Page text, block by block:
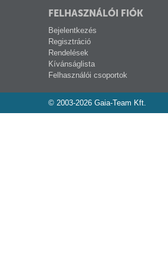
FELHASZNÁLÓI FIÓK
Bejelentkezés
Regisztráció
Rendelések
Kívánságlista
Felhasználói csoportok
© 2003-2026 Gaia-Team Kft.